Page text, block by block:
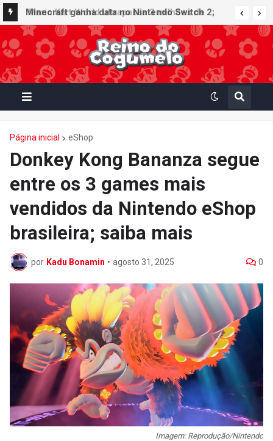
Minecraft ganha data no Nintendo Switch 2;
Super Mario Mash-Up receberá atualização
gráfica exclusiva
Página inicial eShop
Donkey Kong Bananza segue
entre os 3 games mais
vendidos da Nintendo eShop
brasileira; saiba mais
por Kadu Bonamin • agosto 31, 2025 0
Imagem: Reprodução/Nintendo